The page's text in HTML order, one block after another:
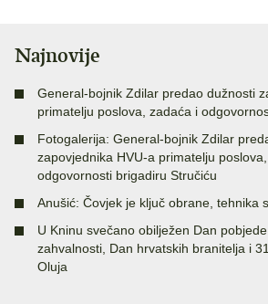
Najnovije
General-bojnik Zdilar predao dužnosti
primatelju poslova, zadaća i
Fotogalerija: General-bojnik Zdilar
zapovjednika HVU-a primatelju
odgovornosti brigadiru Stručiću
Anušić: Čovjek je ključ obrane, tehnika
U Kninu svečano obilježen Dan
zahvalnosti, Dan hrvatskih branitelja i
Oluja